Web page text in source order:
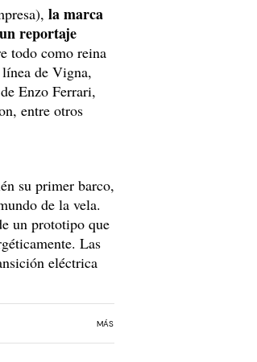
la marca
reportaje
todo como reina
de Vigna,
Enzo Ferrari,
entre otros
su primer barco,
de la vela.
un prototipo que
Las
eléctrica
MÁS